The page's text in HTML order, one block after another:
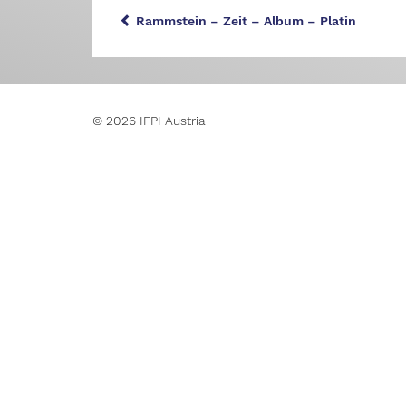
Rammstein – Zeit – Album – Platin
© 2026 IFPI Austria